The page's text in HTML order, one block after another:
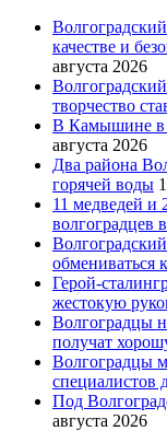
качестве и
августа 2026
творчество
В Камышине в
августа 2026
Два района
горячей воды
11 медведей и
волгоградцев
обмениваться
Герой-
жестокую
Волгоградцы
получат
Волгоградцы
специалистов
Под
августа 2026